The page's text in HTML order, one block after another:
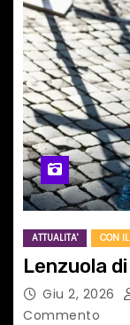
ATTUALITA' CON
Lenzuola
Giu 2, 2026
Commento